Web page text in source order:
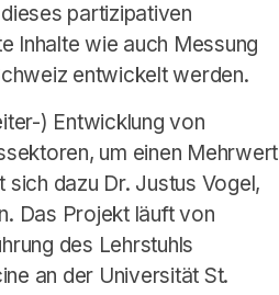
partizipativen
Inhalte wie auch Messung
entwickelt werden.
) Entwicklung von
um einen Mehrwert
dazu Dr. Justus Vogel,
Das Projekt läuft von
des Lehrstuhls
an der Universität St.